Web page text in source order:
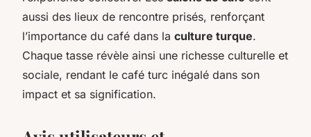
aussi des lieux de rencontre prisés, renforçant
l’importance du café dans la culture turque.
Chaque tasse révèle ainsi une richesse culturelle et
sociale, rendant le café turc inégalé dans son
impact et sa signification.